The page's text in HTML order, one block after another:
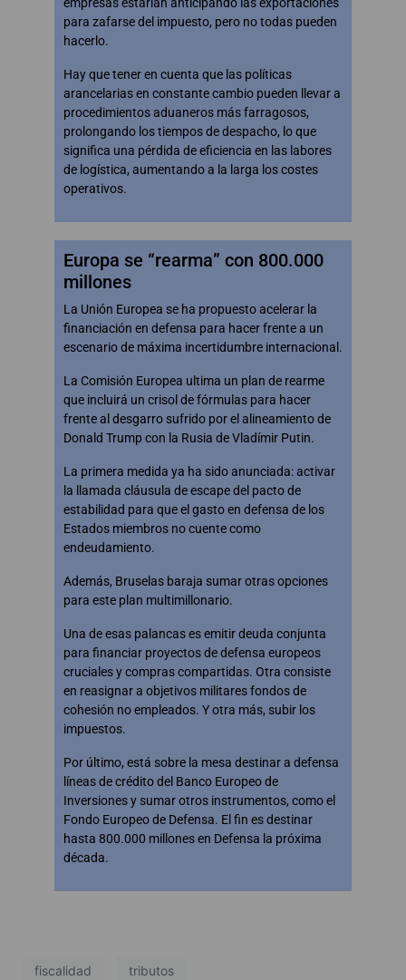
para zafarse del impuesto, pero no todas pueden
hacerlo.
Hay que tener en cuenta que las políticas
arancelarias en constante cambio pueden llevar a
procedimientos aduaneros más farragosos,
prolongando los tiempos de despacho, lo que
significa una pérdida de eficiencia en las labores
de logística, aumentando a la larga los costes
operativos.
Europa se “rearma” con 800.000
millones
La Unión Europea se ha propuesto acelerar la
financiación en defensa para hacer frente a un
escenario de máxima incertidumbre internacional.
La Comisión Europea ultima un plan de rearme
que incluirá un crisol de fórmulas para hacer
frente al desgarro sufrido por el alineamiento de
Donald Trump con la Rusia de Vladímir Putin.
La primera medida ya ha sido anunciada: activar
la llamada cláusula de escape del pacto de
estabilidad para que el gasto en defensa de los
Estados miembros no cuente como
endeudamiento.
Además, Bruselas baraja sumar otras opciones
para este plan multimillonario.
Una de esas palancas es emitir deuda conjunta
para financiar proyectos de defensa europeos
cruciales y compras compartidas. Otra consiste
en reasignar a objetivos militares fondos de
cohesión no empleados. Y otra más, subir los
impuestos.
Por último, está sobre la mesa destinar a defensa
líneas de crédito del Banco Europeo de
Inversiones y sumar otros instrumentos, como el
Fondo Europeo de Defensa. El fin es destinar
hasta 800.000 millones en Defensa la próxima
década.
fiscalidad tributos